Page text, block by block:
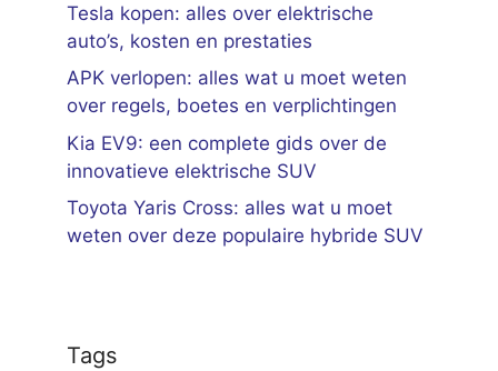
Tesla kopen: alles over elektrische
auto’s, kosten en prestaties
APK verlopen: alles wat u moet weten
over regels, boetes en verplichtingen
Kia EV9: een complete gids over de
innovatieve elektrische SUV
Toyota Yaris Cross: alles wat u moet
weten over deze populaire hybride SUV
Tags